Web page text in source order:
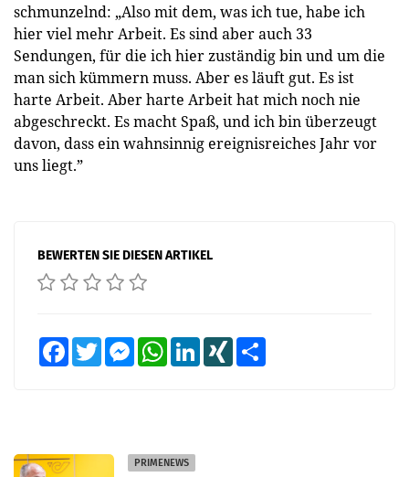
schmunzelnd: „Also mit dem, was ich tue, habe ich
hier viel mehr Arbeit. Es sind aber auch 33
Sendungen, für die ich hier zuständig bin und um die
man sich kümmern muss. Aber es läuft gut. Es ist
harte Arbeit. Aber harte Arbeit hat mich noch nie
abgeschreckt. Es macht Spaß, und ich bin überzeugt
davon, dass ein wahnsinnig ­ereignisreiches Jahr vor
uns liegt.”
BEWERTEN SIE DIESEN ARTIKEL
FacebookTwitter MessengerWhatsAppLinkedInXING
PRIMENEWS